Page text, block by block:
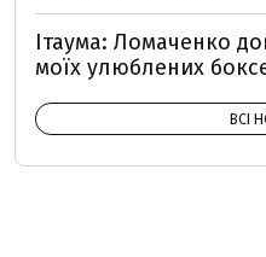
Ітаума: Ломаченко
моїх улюблених
ВСІ